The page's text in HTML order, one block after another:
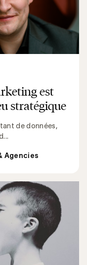
est
stratégique
de données,
Agencies